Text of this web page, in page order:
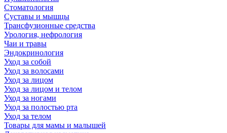
Стоматология
Суставы и мышцы
Трансфузионные средства
Урология, нефрология
Чаи и травы
Эндокринология
Уход за собой
Уход за волосами
Уход за лицом
Уход за лицом и телом
Уход за ногами
Уход за полостью рта
Уход за телом
Товары для мамы и малышей